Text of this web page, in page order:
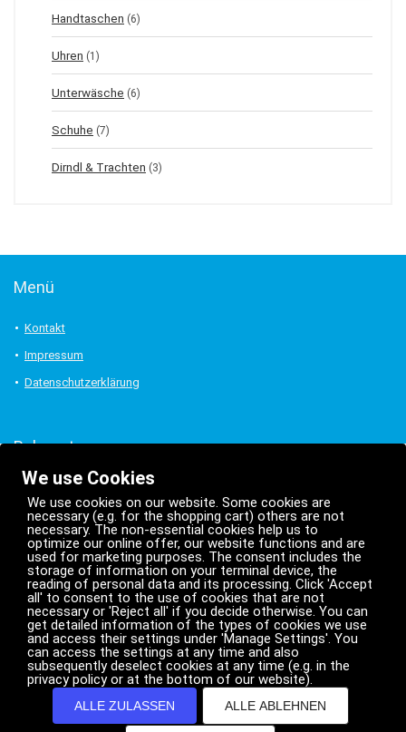
Handtaschen (6)
Uhren (1)
Unterwäsche (6)
Schuhe (7)
Dirndl & Trachten (3)
Menü
Kontakt
Impressum
Datenschutzerklärung
Bekannt aus:
Weitere Projekte
We use Cookies
We use cookies on our website. Some cookies are
necessary (e.g. for the shopping cart) others are not
necessary. The non-essential cookies help us to
optimize our online offer, our website functions and are
used for marketing purposes. The consent includes the
storage of information on your terminal device, the
reading of personal data and its processing. Click 'Accept
all' to consent to the use of cookies that are not
necessary or 'Reject all' if you decide otherwise. You can
get detailed information of the types of cookies we use
and access their settings under 'Manage Settings'. You
can access the settings at any time and also
subsequently deselect cookies at any time (e.g. in the
privacy policy or at the bottom of our website).
ALLE ZULASSEN ALLE ABLEHNEN